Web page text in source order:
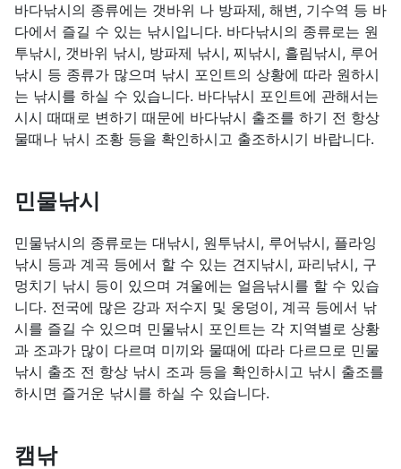
바다낚시의 종류에는 갯바위 나 방파제, 해변, 기수역 등 바
다에서 즐길 수 있는 낚시입니다. 바다낚시의 종류로는 원
투낚시, 갯바위 낚시, 방파제 낚시, 찌낚시, 흘림낚시, 루어
낚시 등 종류가 많으며 낚시 포인트의 상황에 따라 원하시
는 낚시를 하실 수 있습니다. 바다낚시 포인트에 관해서는
시시 때때로 변하기 때문에 바다낚시 출조를 하기 전 항상
물때나 낚시 조황 등을 확인하시고 출조하시기 바랍니다.
민물낚시
민물낚시의 종류로는 대낚시, 원투낚시, 루어낚시, 플라잉
낚시 등과 계곡 등에서 할 수 있는 견지낚시, 파리낚시, 구
멍치기 낚시 등이 있으며 겨울에는 얼음낚시를 할 수 있습
니다. 전국에 많은 강과 저수지 및 웅덩이, 계곡 등에서 낚
시를 즐길 수 있으며 민물낚시 포인트는 각 지역별로 상황
과 조과가 많이 다르며 미끼와 물때에 따라 다르므로 민물
낚시 출조 전 항상 낚시 조과 등을 확인하시고 낚시 출조를
하시면 즐거운 낚시를 하실 수 있습니다.
캠낚